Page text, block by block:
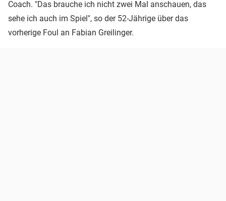
Coach. "Das brauche ich nicht zwei Mal anschauen, das
sehe ich auch im Spiel", so der 52-Jährige über das
vorherige Foul an Fabian Greilinger.